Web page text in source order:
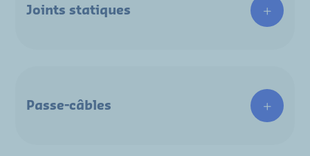
Joints statiques
Passe-câbles